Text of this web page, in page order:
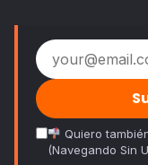
Email address
Quiero
(Navegando Sin